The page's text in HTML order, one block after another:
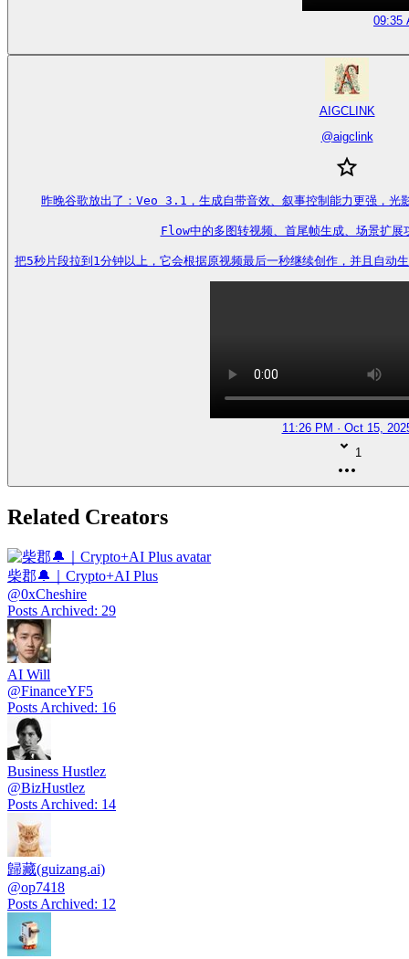
09:35
AIGCLINK
@aigclink
昨晚谷歌放出了：Veo 3.1，生成自带音效、叙事控制能力更强，
Flow中的多图转视频、首尾帧生成、场景扩展
把5秒片段拉到1分钟以上，它会根据原视频最后一秒继续创作，并且
11:26 PM · Oct 15,
1
Related Creators
柴郡🔔｜Crypto+AI Plus
@0xCheshire
Posts Archived: 29
AI Will
@FinanceYF5
Posts Archived: 16
Business Hustlez
@BizHustlez
Posts Archived: 14
歸藏(guizang.ai)
@op7418
Posts Archived: 12